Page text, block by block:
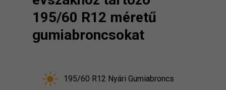
195/60 R12 méretű
gumiabroncsokat
195/60 R12 Nyári Gumiabroncs